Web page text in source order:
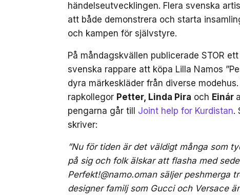
händelseutvecklingen. Flera svenska
att både demonstrera och starta
och kampen för självstyre.
På måndagskvällen publicerade STOR
svenska rappare att köpa Lilla Namos
dyra märkeskläder från diverse
rapkollegor Petter, Linda Pira och Einár
pengarna går till Joint help for Kurdistan.
skriver:
”Nu för tiden är det väldigt många som
på sig och folk älskar att flasha med
Perfekt!@namo.oman säljer peshmerga
designer familj som Gucci och Versace